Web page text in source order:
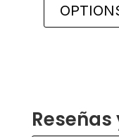
variants.
The